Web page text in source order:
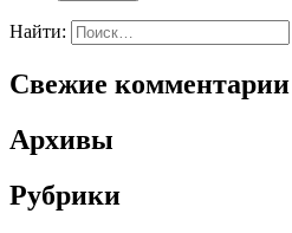
Найти:
Свежие комментарии
Архивы
Рубрики